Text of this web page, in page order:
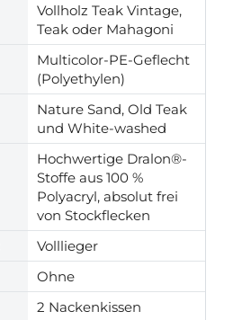
Vollholz Teak Vintage,
Teak oder Mahagoni
Multicolor-PE-Geflecht
(Polyethylen)
Nature Sand, Old Teak
und White-washed
Hochwertige Dralon®-
Stoffe aus 100 %
Polyacryl, absolut frei
von Stockflecken
Volllieger
Ohne
2 Nackenkissen